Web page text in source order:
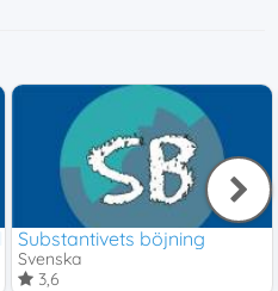
Å?
Substantivets böjning
Svenska
3,6